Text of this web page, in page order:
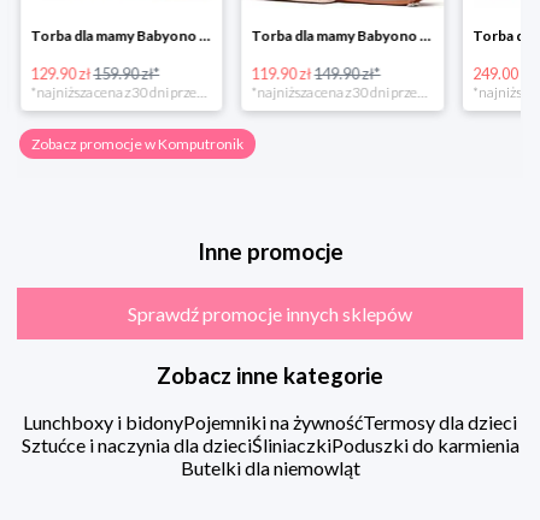
Torba dla mamy Babyono 1505/01 Comfort Icoinic 5/5
129.90 zł159.90 zł*
*najniższa cena z 30 dni przed obniżką
Torba dla mamy Babyono 1507/01 Comfort Chic w super cenie
119.90 zł149.90 zł*
*najniższa cena z 30 dni przed obniżką
249.00 zł
Zobacz promocje w Komputronik
Inne promocje
Sprawdź promocje innych sklepów
Zobacz inne kategorie
Lunchboxy i bidonyPojemniki na żywnośćTermosy dla dzieci
Sztućce i naczynia dla dzieciŚliniaczkiPoduszki do karmienia
Butelki dla niemowląt